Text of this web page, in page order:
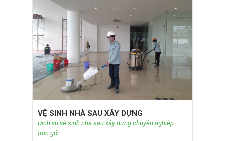
VỆ SINH NHÀ SAU XÂY DỰNG
Dịch vụ vệ sinh nhà sau xây dựng chuyên nghiệp –
trọn gói …